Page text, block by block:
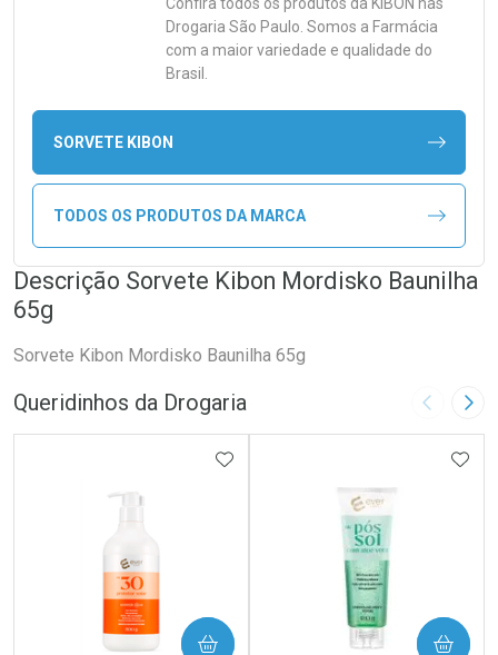
Drogaria São Paulo. Somos a Farmácia
com a maior variedade e qualidade do
Brasil.
SORVETE KIBON
TODOS OS PRODUTOS DA MARCA
Descrição Sorvete Kibon Mordisko Baunilha
65g
Sorvete Kibon Mordisko Baunilha 65g
Queridinhos da Drogaria Imagem
ADICIONAR AOS FAVORITOS
COMPRAR COMPRAR